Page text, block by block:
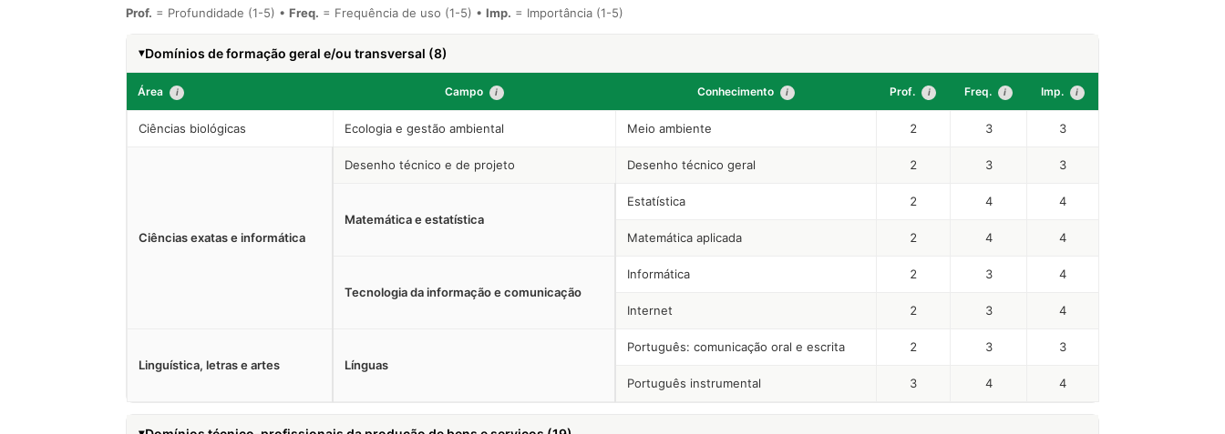
Prof. = Profundidade (1-5) • Freq. = Frequência de uso (1-5) • Imp. = Importância (1-5)
Domínios de formação geral e/ou transversal (8)
Área i Campo i Conhecimento i Prof. i Freq. i Imp. i
Ciências biológicas Ecologia e gestão ambiental Meio ambiente 2 3 3
Ciências exatas e informática
Desenho técnico e de projeto Desenho técnico geral 2 3 3
Matemática e estatística
Estatística 2 4 4
Matemática aplicada 2 4 4
Tecnologia da informação e comunicação
Informática 2 3 4
Internet 2 3 4
Linguística, letras e artes Línguas
Português: comunicação oral e escrita 2 3 3
Português instrumental 3 4 4